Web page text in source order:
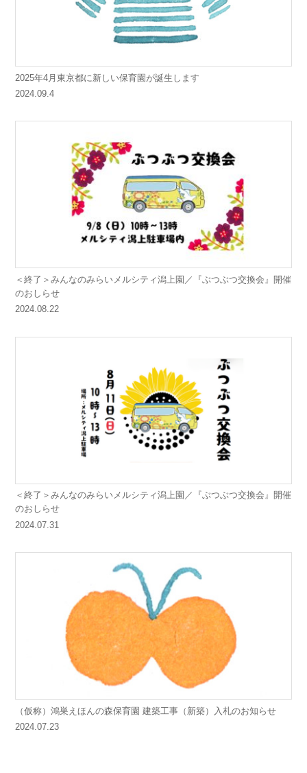
2025年4月東京都に新しい保育園が誕生します
2024.09.4
＜終了＞みんなのみらいメルシティ潟上園／『ぶつぶつ交換会』開催
のおしらせ
2024.08.22
＜終了＞みんなのみらいメルシティ潟上園／『ぶつぶつ交換会』開催
のおしらせ
2024.07.31
（仮称）鴻巣えほんの森保育園 建築工事（新築）入札のお知らせ
2024.07.23